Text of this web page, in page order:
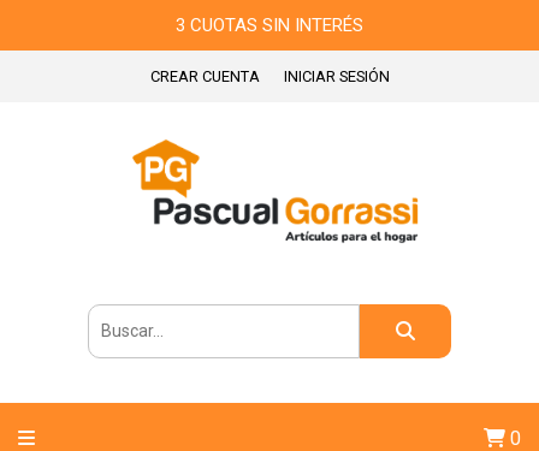
3 CUOTAS SIN INTERÉS
CREAR CUENTA INICIAR SESIÓN
0